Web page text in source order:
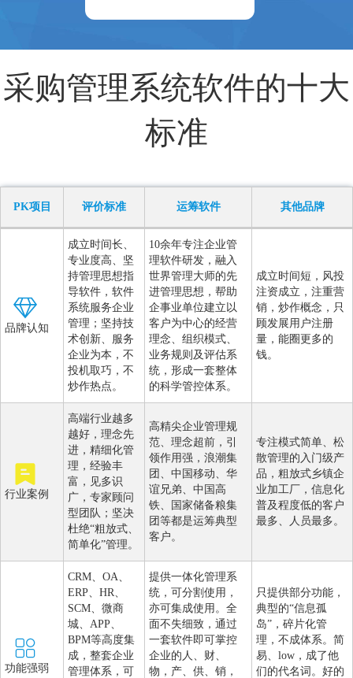
采购管理系统软件的十大
标准
PK项目 评价标准 运筹软件 其他品牌
品牌认知
成立时间长、
专业度高、坚
持管理思想指
导软件，软件
系统服务企业
管理；坚持技
术创新、服务
企业为本，不
投机取巧，不
炒作热点。
10余年专注企业管
理软件研发，融入
世界管理大师的先
进管理思想，帮助
企事业单位建立以
客户为中心的经营
理念、组织模式、
业务规则及评估系
统，形成一套整体
的科学管控体系。
成立时间短，风投
注资成立，注重营
销，炒作概念，只
顾发展用户注册
量，能圈更多的
钱。
行业案例
高端行业越多
越好，理念先
进，精细化管
理，经验丰
富，见多识
广，专家顾问
型团队；坚决
杜绝“粗放式、
简单化”管理。
高精尖企业管理规
范、理念超前，引
领作用强，浪潮集
团、中国移动、华
谊兄弟、中国高
铁、国家储备粮集
团等都是运筹典型
客户。
专注模式简单、松
散管理的入门级产
品，粗放式乡镇企
业加工厂，信息化
普及程度低的客户
最多、人员最多。
功能强弱
CRM、OA、
ERP、HR、
SCM、微商
城、APP、
BPM等高度集
成，整套企业
管理体系，可
提供一体化管理系
统，可分割使用，
亦可集成使用。全
面不失细致，通过
一套软件即可掌控
企业的人、财、
物，产、供、销，
只提供部分功能，
典型的“信息孤
岛”，碎片化管
理，不成体系。简
易、low，成了他
们的代名词。好的